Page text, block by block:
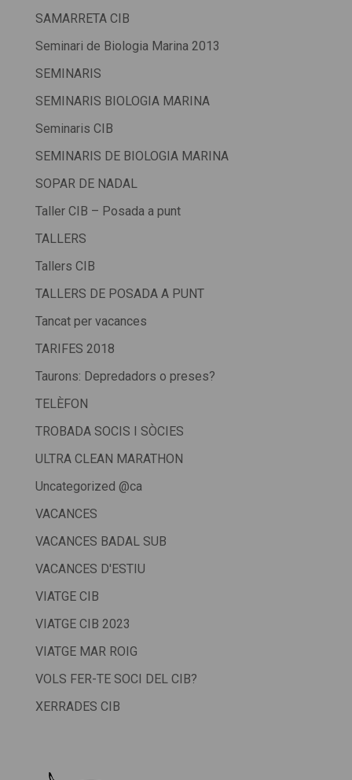
SAMARRETA CIB
Seminari de Biologia Marina 2013
SEMINARIS
SEMINARIS BIOLOGIA MARINA
Seminaris CIB
SEMINARIS DE BIOLOGIA MARINA
SOPAR DE NADAL
Taller CIB – Posada a punt
TALLERS
Tallers CIB
TALLERS DE POSADA A PUNT
Tancat per vacances
TARIFES 2018
Taurons: Depredadors o preses?
TELÈFON
TROBADA SOCIS I SÒCIES
ULTRA CLEAN MARATHON
Uncategorized @ca
VACANCES
VACANCES BADAL SUB
VACANCES D'ESTIU
VIATGE CIB
VIATGE CIB 2023
VIATGE MAR ROIG
VOLS FER-TE SOCI DEL CIB?
XERRADES CIB